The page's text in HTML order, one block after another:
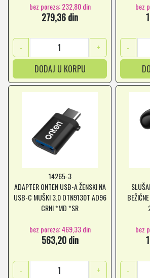
bez poreza: 232,80 din
279,36 din
-
+
DODAJ U KORPU
bez
-
14265-3
ADAPTER ONTEN USB-A ŽENSKI NA
USB-C MUŠKI 3.0 OTN9130T AD96
CRNI *MD *SR
bez poreza: 469,33 din
563,20 din
-
+
bez
-